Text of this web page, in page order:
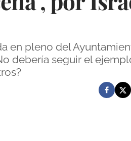
en pleno del
debería seguir el